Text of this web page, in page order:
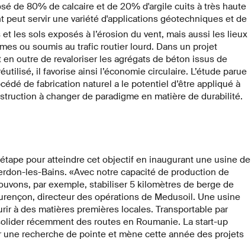
de 80% de calcaire et de 20% d'argile cuits à très haute
peut servir une variété d'applications géotechniques et de
les sols exposés à l’érosion du vent, mais aussi les lieux
ou soumis au trafic routier lourd. Dans un projet
outre de revaloriser les agrégats de béton issus de
il favorise ainsi l’économie circulaire. L’étude parue
de fabrication naturel a le potentiel d’être appliqué à
à changer de paradigme en matière de durabilité.
pour atteindre cet objectif en inaugurant une usine de
les-Bains. «Avec notre capacité de production de
par exemple, stabiliser 5 kilomètres de berge de
directeur des opérations de Medusoil. Une usine
à des matières premières locales. Transportable par
récemment des routes en Roumanie. La start-up
recherche de pointe et mène cette année des projets